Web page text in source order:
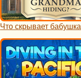
Что скрывает бабушка